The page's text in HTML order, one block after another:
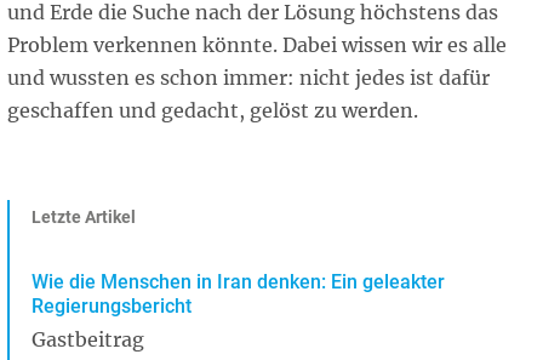
und Erde die Suche nach der Lösung höchstens das
Problem verkennen könnte. Dabei wissen wir es alle
und wussten es schon immer: nicht jedes ist dafür
geschaffen und gedacht, gelöst zu werden.
Letzte Artikel
Wie die Menschen in Iran denken: Ein geleakter
Regierungsbericht
Gastbeitrag